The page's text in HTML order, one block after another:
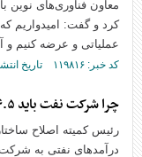
معاون فناوری‌های نوین
کرد و گفت: امیدواریم
عملیاتی و عرضه کنیم و
کد خبر: ۱۱۹۸۱۶ تاریخ انتشار : ۱۴۰۰/۱۱/۰۹
چرا شرکت نفت باید ۱۴.۵ درصد درآمد نفتی را دریافت کند؟